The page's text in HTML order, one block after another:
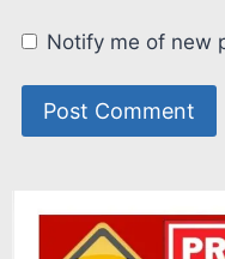
Notify me of new